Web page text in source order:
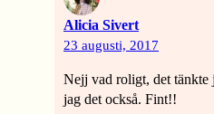
Alicia Sivert
23 augusti, 2017
Nejj vad roligt, det tänkte
jag det också. Fint!!